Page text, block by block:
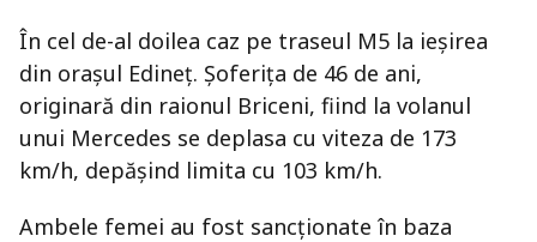
În cel de-al doilea caz pe traseul M5 la ieșirea
din orașul Edineț. Șoferița de 46 de ani,
originară din raionul Briceni, fiind la volanul
unui Mercedes se deplasa cu viteza de 173
km/h, depășind limita cu 103 km/h.
Ambele femei au fost sancționate în baza